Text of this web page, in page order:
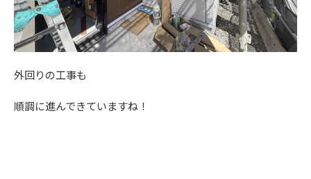
外回りの工事も
順調に進んできていますね！